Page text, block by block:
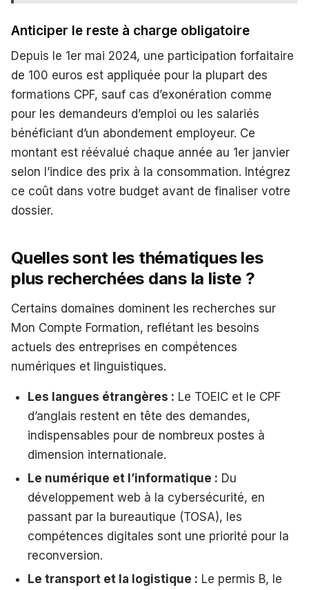
Anticiper le reste à charge obligatoire
Depuis le 1er mai 2024, une participation forfaitaire
de 100 euros est appliquée pour la plupart des
formations CPF, sauf cas d’exonération comme
pour les demandeurs d’emploi ou les salariés
bénéficiant d’un abondement employeur. Ce
montant est réévalué chaque année au 1er janvier
selon l’indice des prix à la consommation. Intégrez
ce coût dans votre budget avant de finaliser votre
dossier.
Quelles sont les thématiques les
plus recherchées dans la liste ?
Certains domaines dominent les recherches sur
Mon Compte Formation, reflétant les besoins
actuels des entreprises en compétences
numériques et linguistiques.
Les langues étrangères : Le TOEIC et le CPF
d’anglais restent en tête des demandes,
indispensables pour de nombreux postes à
dimension internationale.
Le numérique et l’informatique : Du
développement web à la cybersécurité, en
passant par la bureautique (TOSA), les
compétences digitales sont une priorité pour la
reconversion.
Le transport et la logistique : Le permis B, le